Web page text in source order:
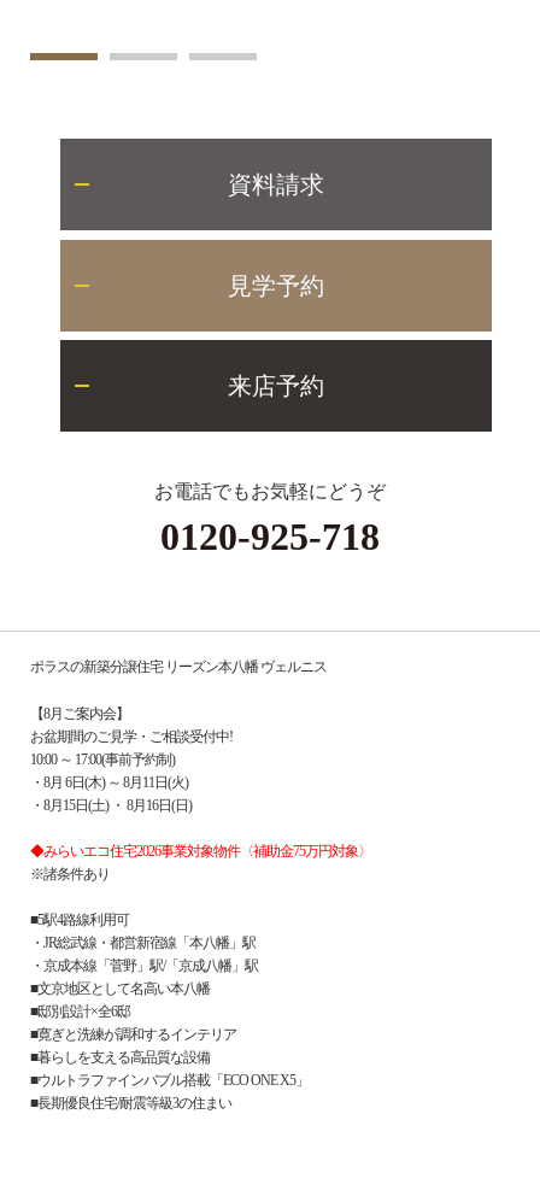
資料請求
見学予約
来店予約
お電話でもお気軽にどうぞ
0120-925-718
ポラスの新築分譲住宅 リーズン本八幡 ヴェルニス
【8月ご案内会】
お盆期間のご見学・ご相談受付中!
10:00 ～ 17:00(事前予約制)
・8月 6日(木) ～ 8月11日(火)
・8月15日(土) ・ 8月16日(日)
◆みらいエコ住宅2026事業対象物件〈補助金75万円対象〉
※諸条件あり
■5駅4路線利用可
・JR総武線・都営新宿線「本八幡」駅
・京成本線「菅野」駅/「京成八幡」駅
■文京地区として名高い本八幡
■邸別設計×全6邸
■寛ぎと洗練が調和するインテリア
■暮らしを支える高品質な設備
■ウルトラファインバブル搭載「ECO ONE X5」
■長期優良住宅/耐震等級3の住まい